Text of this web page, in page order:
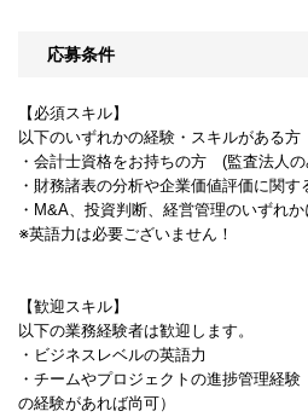
応募条件
【必須スキル】
以下のいずれかの経験・スキルがある方
・会計士資格をお持ちの方 (監査法人
・財務諸表の分析や企業価値評価に関す
・M&A、投資判断、経営管理のいずれ
※英語力は必要ございません！
【歓迎スキル】
以下の業務経験者は歓迎します。
・ビジネスレベルの英語力
・チームやプロジェクトの進捗管理経
の経験があれば尚可）